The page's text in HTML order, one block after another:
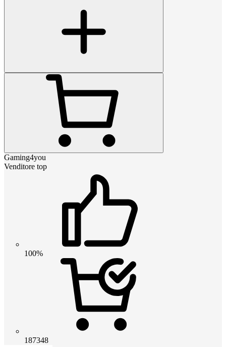
Gaming4you
Venditore top
100%
187348